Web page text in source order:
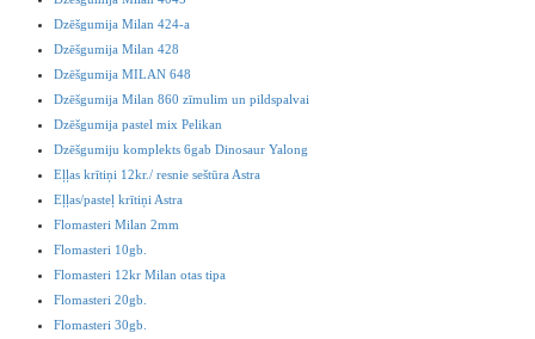
Dzēšgumija Milan 424-a
Dzēšgumija Milan 428
Dzēšgumija MILAN 648
Dzēšgumija Milan 860 zīmulim un pildspalvai
Dzēšgumija pastel mix Pelikan
Dzēšgumiju komplekts 6gab Dinosaur Yalong
Eļļas krītiņi 12kr./ resnie seštūra Astra
Eļļas/pasteļ krītiņi Astra
Flomasteri Milan 2mm
Flomasteri 10gb.
Flomasteri 12kr Milan otas tipa
Flomasteri 20gb.
Flomasteri 30gb.